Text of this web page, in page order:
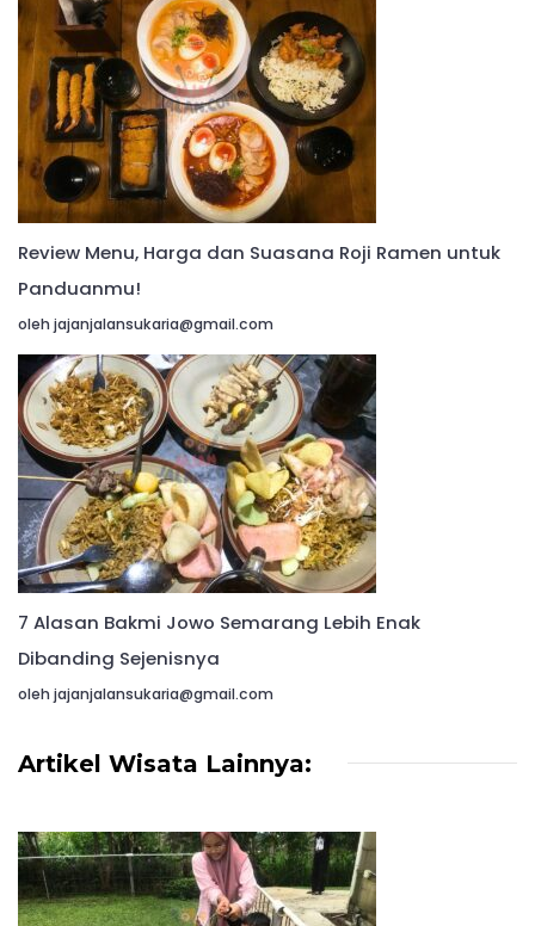
Review Menu, Harga dan Suasana Roji Ramen untuk
Panduanmu!
oleh jajanjalansukaria@gmail.com
7 Alasan Bakmi Jowo Semarang Lebih Enak
Dibanding Sejenisnya
oleh jajanjalansukaria@gmail.com
Artikel Wisata Lainnya: